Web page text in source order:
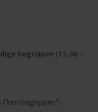
begrippen (13.30 –